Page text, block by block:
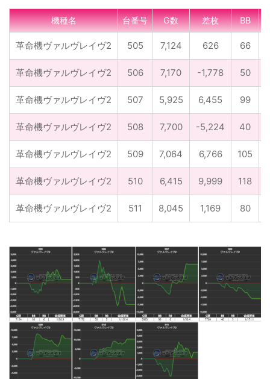
機種名 台番号 G数 差枚 BB
革命機ヴァルヴレイヴ2 505 7,124 626 66
革命機ヴァルヴレイヴ2 506 7,170 -1,778 50
革命機ヴァルヴレイヴ2 507 5,925 6,455 99
革命機ヴァルヴレイヴ2 508 7,700 -5,224 40
革命機ヴァルヴレイヴ2 509 7,064 6,766 105
革命機ヴァルヴレイヴ2 510 6,415 9,999 118
革命機ヴァルヴレイヴ2 511 8,045 1,169 80